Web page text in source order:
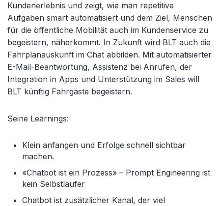
Kundenerlebnis und zeigt, wie man repetitive
Aufgaben smart automatisiert und dem Ziel, Menschen
für die öffentliche Mobilität auch im Kundenservice zu
begeistern, näherkommt. In Zukunft wird BLT auch die
Fahrplanauskunft im Chat abbilden. Mit automatisierter
E-Mail-Beantwortung, Assistenz bei Anrufen, der
Integration in Apps und Unterstützung im Sales will
BLT künftig Fahrgäste begeistern.
Seine Learnings:
Klein anfangen und Erfolge schnell sichtbar
machen.
«Chatbot ist ein Prozess» – Prompt Engineering ist
kein Selbstläufer
Chatbot ist zusätzlicher Kanal, der viel